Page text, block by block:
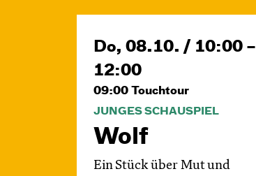
Do, 08.10. / 10:00 –
12:00
09:00 Touchtour
JUNGES SCHAUSPIEL
Wolf
Ein Stück über Mut und